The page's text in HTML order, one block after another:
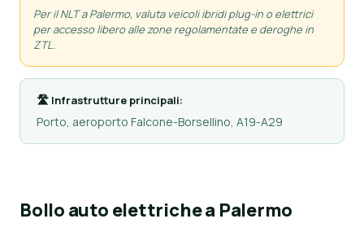
Per il NLT a Palermo, valuta veicoli ibridi plug-in o elettrici
per accesso libero alle zone regolamentate e deroghe in
ZTL.
🛣 Infrastrutture principali:
Porto, aeroporto Falcone-Borsellino, A19-A29
Bollo auto elettriche a Palermo